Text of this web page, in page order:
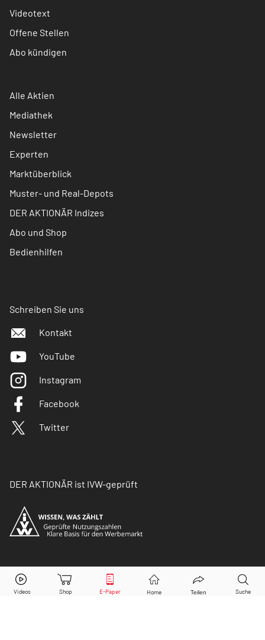
Videotext
Offene Stellen
Abo kündigen
Alle Aktien
Mediathek
Newsletter
Experten
Marktüberblick
Muster- und Real-Depots
DER AKTIONÄR Indizes
Abo und Shop
Bedienhilfen
Schreiben Sie uns
Kontakt
YouTube
Instagram
Facebook
Twitter
DER AKTIONÄR ist IVW-geprüft
© Copyright 2026 Börsenmedien AG. Alle Rechte